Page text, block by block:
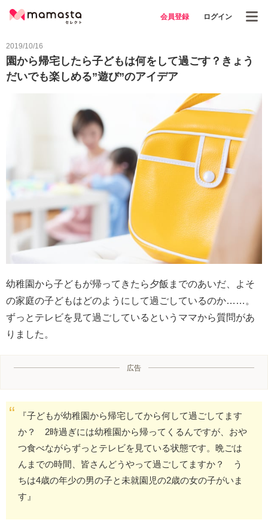
会員登録 ログイン
2019/10/16
園から帰宅したら子どもは何をして過ごす？きょう
だいでも楽しめる”遊び”のアイデア
幼稚園から子どもが帰ってきたら夕飯までのあいだ、よそ
の家庭の子どもはどのようにして過ごしているのか……。
ずっとテレビを見て過ごしているというママから質問があ
りました。
広告
『子どもが幼稚園から帰宅してから何して過ごしてます
か？ 2時過ぎには幼稚園から帰ってくるんですが、おや
つ食べながらずっとテレビを見ている状態です。晩ごは
んまでの時間、皆さんどうやって過ごしてますか？ う
ちは4歳の年少の男の子と未就園児の2歳の女の子がいま
す』